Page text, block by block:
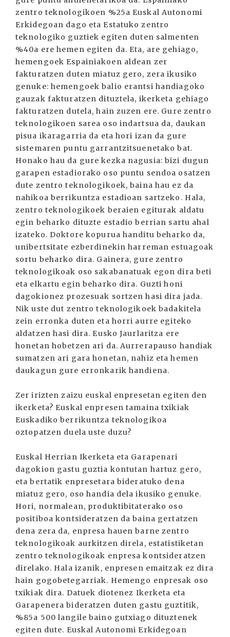
zentro teknologikoen %25a Euskal Autonomi
Erkidegoan dago eta Estatuko zentro
teknologiko guztiek egiten duten salmenten
%40a ere hemen egiten da. Eta, are gehiago,
hemengoek Espainiakoen aldean zer
fakturatzen duten miatuz gero, zera ikusiko
genuke: hemengoek balio erantsi handiagoko
gauzak fakturatzen dituztela, ikerketa gehiago
fakturatzen dutela, hain zuzen ere. Gure zentro
teknologikoen sarea oso indartsua da, daukan
pisua ikaragarria da eta hori izan da gure
sistemaren puntu garrantzitsuenetako bat.
Honako hau da gure kezka nagusia: bizi dugun
garapen estadiorako oso puntu sendoa osatzen
dute zentro teknologikoek, baina hau ez da
nahikoa berrikuntza estadioan sartzeko. Hala,
zentro teknologikoek beraien egiturak aldatu
egin beharko dituzte estadio berrian sartu ahal
izateko. Doktore kopurua handitu beharko da,
unibertsitate ezberdinekin harreman estuagoak
sortu beharko dira. Gainera, gure zentro
teknologikoak oso sakabanatuak egon dira beti
eta elkartu egin beharko dira. Guzti honi
dagokionez prozesuak sortzen hasi dira jada.
Nik uste dut zentro teknologikoek badakitela
zein erronka duten eta horri aurre egiteko
aldatzen hasi dira. Eusko Jaurlaritza ere
honetan hobetzen ari da. Aurrerapauso handiak
sumatzen ari gara honetan, nahiz eta hemen
daukagun gure erronkarik handiena.
Zer irizten zaizu euskal enpresetan egiten den
ikerketa? Euskal enpresen tamaina txikiak
Euskadiko berrikuntza teknologikoa
oztopatzen duela uste duzu?
Euskal Herrian Ikerketa eta Garapenari
dagokion gastu guztia kontutan hartuz gero,
eta bertatik enpresetara bideratuko dena
miatuz gero, oso handia dela ikusiko genuke.
Hori, normalean, produktibitaterako oso
positiboa kontsideratzen da baina gertatzen
dena zera da, enpresa hauen barne zentro
teknologikoak aurkitzen direla, estatistiketan
zentro teknologikoak enpresa kontsideratzen
direlako. Hala izanik, enpresen emaitzak ez dira
hain gogobetegarriak. Hemengo enpresak oso
txikiak dira. Datuek diotenez Ikerketa eta
Garapenera bideratzen duten gastu guztitik,
%85a 500 langile baino gutxiago dituztenek
egiten dute. Euskal Autonomi Erkidegoan